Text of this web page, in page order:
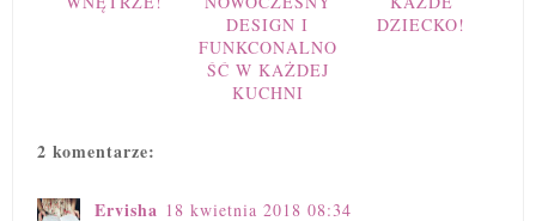
DESIGN I
FUNKCONALNO
ŚĆ W KAŻDEJ
KUCHNI
DZIECKO!
2 komentarze:
Ervisha 18 kwietnia 2018 08:34